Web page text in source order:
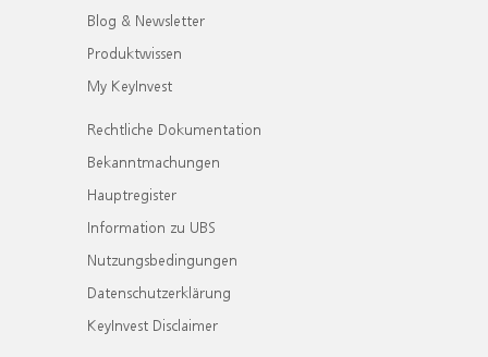
Blog & Newsletter
Produktwissen
My KeyInvest
Rechtliche Dokumentation
Bekanntmachungen
Hauptregister
Information zu UBS
Nutzungsbedingungen
Datenschutzerklärung
KeyInvest Disclaimer